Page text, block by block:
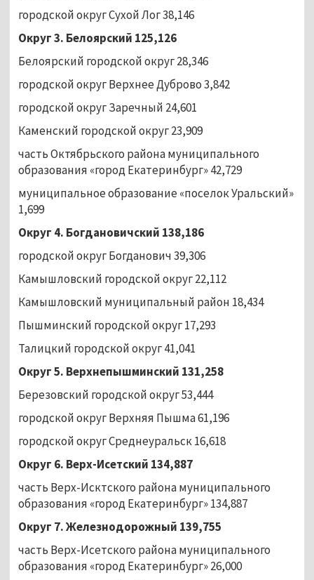
городской округ Сухой Лог 38,146
Округ 3. Белоярский 125,126
Белоярский городской округ 28,346
городской округ Верхнее Дуброво 3,842
городской округ Заречный 24,601
Каменский городской округ 23,909
часть Октябрьского района муниципального
образования «город Екатеринбург» 42,729
муниципальное образование «поселок Уральский»
1,699
Округ 4. Богдановичский 138,186
городской округ Богданович 39,306
Камышловский городской округ 22,112
Камышловский муниципальный район 18,434
Пышминский городской округ 17,293
Талицкий городской округ 41,041
Округ 5. Верхнепышминский 131,258
Березовский городской округ 53,444
городской округ Верхняя Пышма 61,196
городской округ Среднеуральск 16,618
Округ 6. Верх-Исетский 134,887
часть Верх-Исктского района муниципального
образования «город Екатеринбург» 134,887
Округ 7. Железнодорожный 139,755
часть Верх-Исетского района муниципального
образования «город Екатеринбург» 26,000